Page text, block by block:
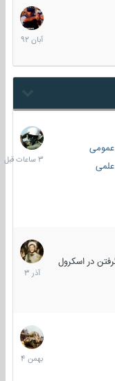
22
آبان
1392
3
ساعات
قبل
در اسکرول
7
آذر
1403
30
بهمن
1404